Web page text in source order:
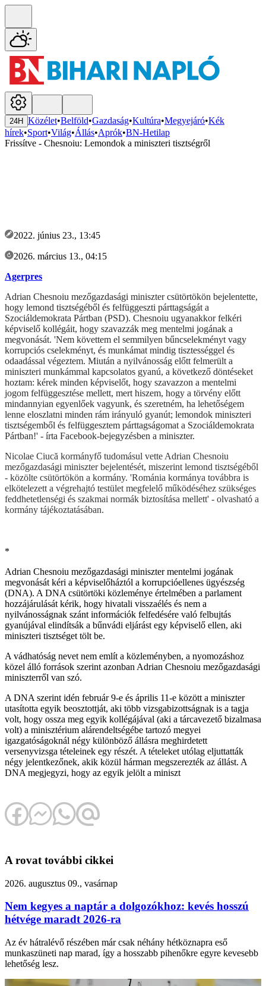
24H Közélet•Belföld•Gazdaság•Kultúra•Megyejáró•Kék
hírek•Sport•Világ•Állás•Aprók•BN-Hetilap
Frissítve - Chesnoiu: Lemondok a miniszteri tisztségről
2022. június 23., 13:45
2026. március 13., 04:15
Agerpres
Adrian Chesnoiu mezőgazdasági miniszter csütörtökön bejelentette,
hogy lemond tisztségéből és felfüggeszti párttagságát a
Szociáldemokrata Pártban (PSD). Chesnoiu ugyanakkor felkéri
képviselő kollégáit, hogy szavazzák meg mentelmi jogának a
megvonását. 'Nem követtem el semmilyen bűncselekményt vagy
korrupciós cselekményt, és munkámat mindig tisztességgel és
odaadással végeztem. Miután a nyilvánosság előtt felmerült a
miniszteri munkámmal kapcsolatos gyanú, a következő döntéseket
hoztam: kérek minden képviselőt, hogy szavazzon a mentelmi
jogom felfüggesztése mellett, mert hiszem, hogy a törvény előtt
mindannyian egyenlőek vagyunk, és szeretném, ha lehetőségem
lenne eloszlatni minden rám irányuló gyanút; lemondok miniszteri
tisztségemből és felfüggesztem párttagságomat a Szociáldemokrata
Pártban!' - írta Facebook-bejegyzésben a miniszter.
Nicolae Ciucă kormányfő tudomásul vette Adrian Chesnoiu
mezőgazdasági miniszter bejelentését, miszerint lemond tisztségéből
- közölte csütörtökön a kormány. 'Románia kormánya továbbra is
elkötelezett a végrehajtó testület megfelelő működéséhez szükséges
feddhetetlenségi és szakmai normák biztosítása mellett' - olvasható a
kormány tájékoztatásában.
*
Adrian Chesnoiu mezőgazdasági miniszter mentelmi jogának
megvonását kéri a képviselőháztól a korrupcióellenes ügyészség
(DNA). A DNA csütörtöki közleménye értelmében a parlament
hozzájárulását kérik, hogy hivatali visszaélés és nem a
nyilvánosságnak szánt információk felfedésére való felbujtás
gyanújával elindítsák a bűnvádi eljárást egy képviselő ellen, aki
miniszteri tisztséget tölt be.
A vádhatóság nevet nem említ a közleményben, a nyomozáshoz
közel álló források szerint azonban Adrian Chesnoiu mezőgazdasági
miniszterről van szó.
A DNA szerint idén február 9-e és április 11-e között a miniszter
utasította egyik beosztottját, aki több vizsgabizottságnak is a tagja
volt, hogy ossza meg egyik kollégájával (aki a tárcavezető bizalmasa
volt) a minisztérium alárendeltségébe tartozó megyei
igazgatóságoknál négy különböző állásra meghirdetett
versenyvizsga tételeinek egy részét. A tételeket utólag eljuttatták
négy jelentkezőnek, akik közül hárman megszerezték az állást. A
DNA megjegyzi, hogy az egyik jelölt a miniszt
A rovat további cikkei
2026. augusztus 09., vasárnap
Nem kegyes a naptár a dolgozókhoz: kevés hosszú
hétvége maradt 2026-ra
Az év hátralévő részében már csak néhány hétköznapra eső
munkaszüneti nap marad, így a hosszabb pihenőkre egyre kevesebb
lehetőség lesz.